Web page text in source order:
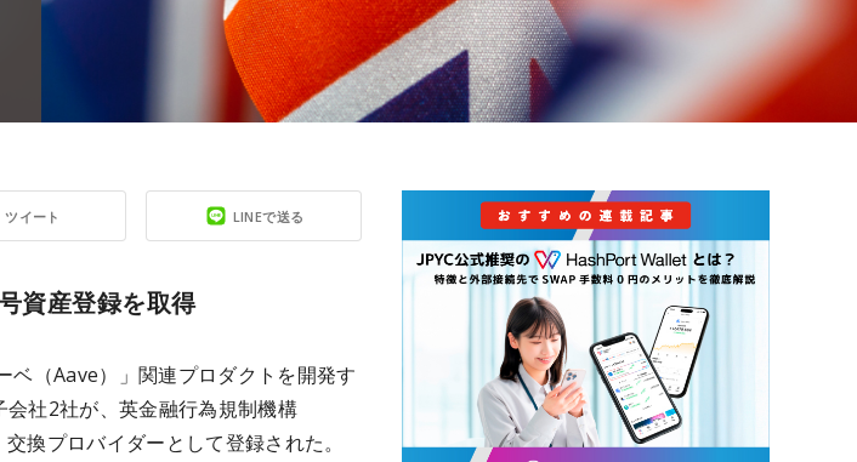
ツイート LINEで送る
資産登録を取得
ベ（Aave）」関連プロダクトを開発す
社2社が、英金融行為規制機構
換プロバイダーとして登録された。